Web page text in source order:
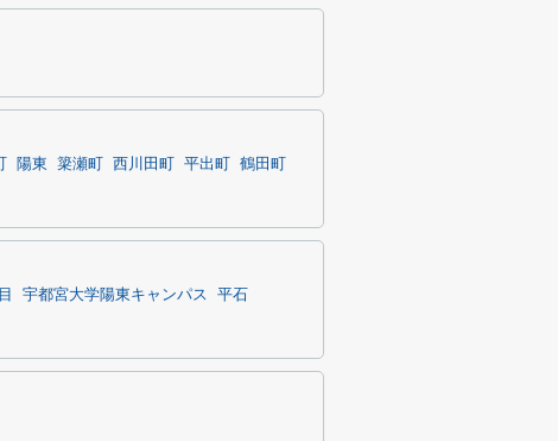
陽東 簗瀬町 西川田町 平出町
鶴田町
宇都宮大学陽東キャンパス
平石